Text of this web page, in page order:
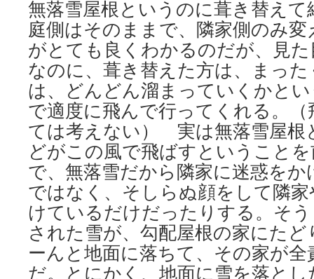
無落雪屋根というのに葺き替え
庭側はそのままで、隣家側のみ
がとても良くわかるのだが、見
なのに、葺き替えた方は、まっ
は、どんどん溜まっていくかと
で適度に飛んで行ってくれる。
ては考えない） 実は無落雪屋根
どがこの風で飛ばすということ
で、無落雪だから隣家に迷惑を
ではなく、そしらぬ顔をして隣
けているだけだったりする。そ
された雪が、勾配屋根の家にた
ーんと地面に落ちて、その家が
だ。とにかく、地面に雪を落と